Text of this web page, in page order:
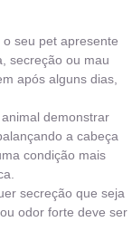
o seu pet apresente
secreção ou mau
após alguns dias,
demonstrar
a cabeça
condição mais
secreção que seja
odor forte deve ser